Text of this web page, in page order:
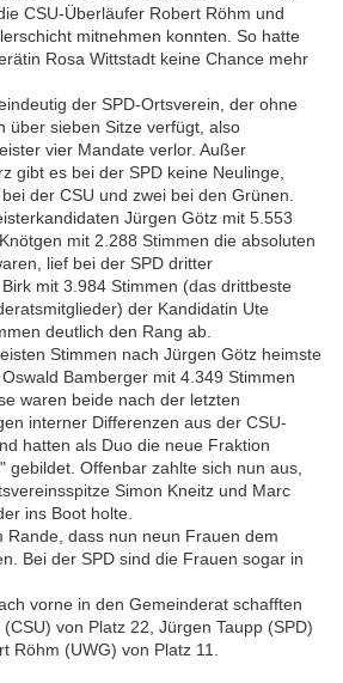
CSU-Überläufer Robert Röhm und
mitnehmen konnten. So hatte
Rosa Wittstadt keine Chance mehr
der SPD-Ortsverein, der ohne
über sieben Sitze verfügt, also
vier Mandate verlor. Außer
gibt es bei der SPD keine Neulinge,
der CSU und zwei bei den Grünen.
Jürgen Götz mit 5.553
mit 2.288 Stimmen die absoluten
lief bei der SPD dritter
mit 3.984 Stimmen (das drittbeste
der Kandidatin Ute
deutlich den Rang ab.
Stimmen nach Jürgen Götz heimste
Bamberger mit 4.349 Stimmen
waren beide nach der letzten
interner Differenzen aus der CSU-
hatten als Duo die neue Fraktion
gebildet. Offenbar zahlte sich nun aus,
Simon Kneitz und Marc
ins Boot holte.
Rande, dass nun neun Frauen dem
Bei der SPD sind die Frauen sogar in
vorne in den Gemeinderat schafften
von Platz 22, Jürgen Taupp (SPD)
Röhm (UWG) von Platz 11.